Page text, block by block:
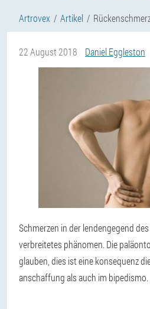
Artrovex Artikel
22 August 2018 Daniel Eggleston
Schmerzen in der lendengegend
verbreitetes phänomen. Die
glauben, dies ist eine konsequenz
anschaffung als auch im bipedismo.